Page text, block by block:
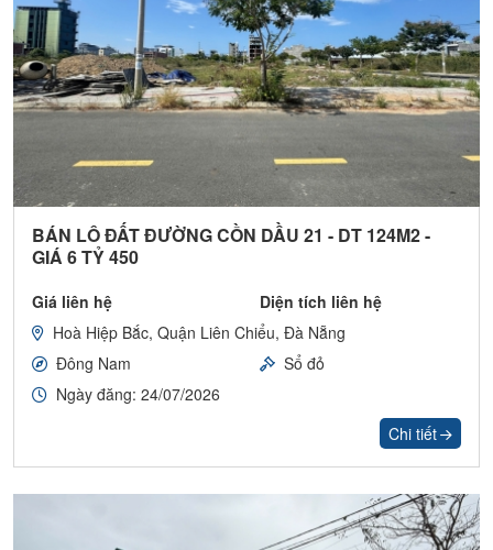
BÁN LÔ ĐẤT ĐƯỜNG CỒN DẦU 21 - DT 124M2 -
GIÁ 6 TỶ 450
Giá liên hệ
Diện tích liên hệ
Hoà Hiệp Bắc, Quận Liên Chiểu, Đà Nẵng
Đông Nam
Sổ đỏ
Ngày đăng: 24/07/2026
Chi tiết